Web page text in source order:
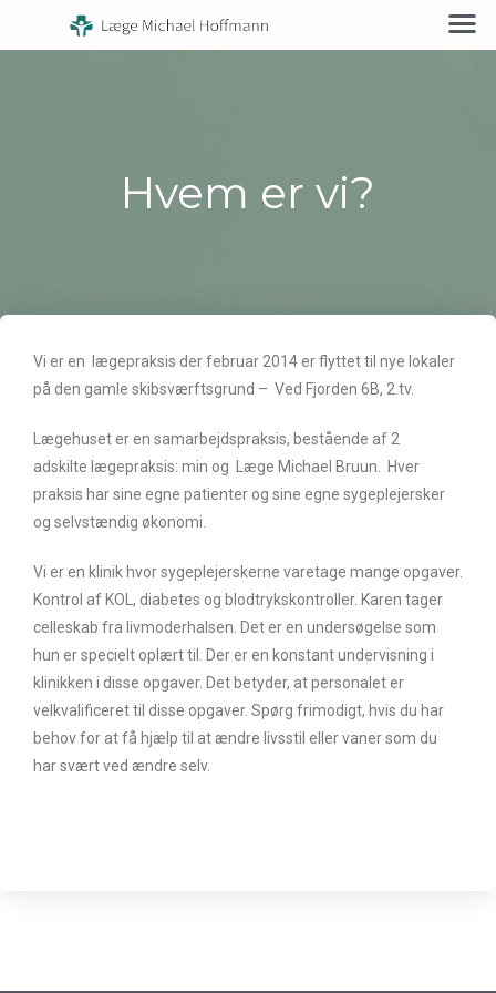
Hvem er vi?
Vi er en lægepraksis der februar 2014 er flyttet til nye lokaler
på den gamle skibsværftsgrund – Ved Fjorden 6B, 2.tv.
Lægehuset er en samarbejdspraksis, bestående af 2
adskilte lægepraksis: min og Læge Michael Bruun. Hver
praksis har sine egne patienter og sine egne sygeplejersker
og selvstændig økonomi.
Vi er en klinik hvor sygeplejerskerne varetage mange opgaver.
Kontrol af KOL, diabetes og blodtrykskontroller. Karen tager
celleskab fra livmoderhalsen. Det er en undersøgelse som
hun er specielt oplært til. Der er en konstant undervisning i
klinikken i disse opgaver. Det betyder, at personalet er
velkvalificeret til disse opgaver. Spørg frimodigt, hvis du har
behov for at få hjælp til at ændre livsstil eller vaner som du
har svært ved ændre selv.